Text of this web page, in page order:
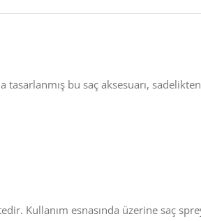
bu saç aksesuarı, sadelikten
Kullanım esnasında üzerine saç